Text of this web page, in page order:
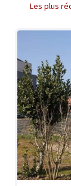
Les plus